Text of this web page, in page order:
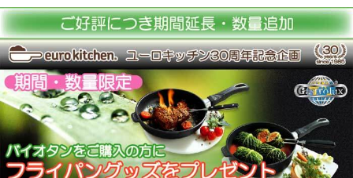
またそれぞれのサイズ、20cmガラス蓋と26ｃｍガラス蓋が使用されました
■2012年7月12日発売の「ふらいぱんノート」（ぱんとたまねぎさん）で益
■2012年4月10日発売の「クロワッサン特大号No.827（4月25日号）」（株
■2011年11月18日発売の別冊PLUS1LIVING「石黒智子 私が選んだ台所道
■2010年12月27日 食品メーカー顧問等で幅広くご活躍されている料理研
た
■ホテルニューオータニ料理人・博多さん内レストラン「カステリアンルー
■家庭画報10月号付録家庭画報Selection2010秋（世界文化社さん）で紹介さ
メディア掲載情報の詳細に関しましては、